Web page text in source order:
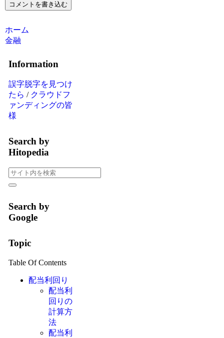
コメントを書き込む
ホーム
金融
Information
誤字脱字を見つけ
たら / クラウドフ
ァンディングの皆
様
Search by
Hitopedia
Search by
Google
Topic
Table Of Contents
配当利回り
配当利
回りの
計算方
法
配当利